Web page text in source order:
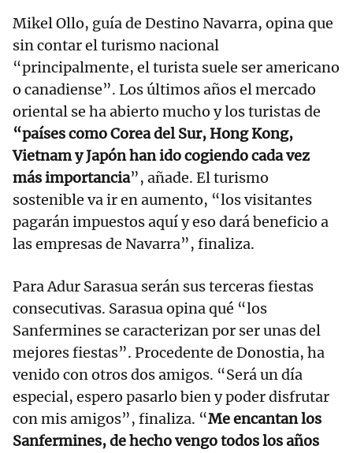
Mikel Ollo, guía de Destino Navarra, opina que
sin contar el turismo nacional
“principalmente, el turista suele ser americano
o canadiense”. Los últimos años el mercado
oriental se ha abierto mucho y los turistas de
“países como Corea del Sur, Hong Kong,
Vietnam y Japón han ido cogiendo cada vez
más importancia”, añade. El turismo
sostenible va ir en aumento, “los visitantes
pagarán impuestos aquí y eso dará beneficio a
las empresas de Navarra”, finaliza.
Para Adur Sarasua serán sus terceras fiestas
consecutivas. Sarasua opina qué “los
Sanfermines se caracterizan por ser unas del
mejores fiestas”. Procedente de Donostia, ha
venido con otros dos amigos. “Será un día
especial, espero pasarlo bien y poder disfrutar
con mis amigos”, finaliza. “Me encantan los
Sanfermines, de hecho vengo todos los años